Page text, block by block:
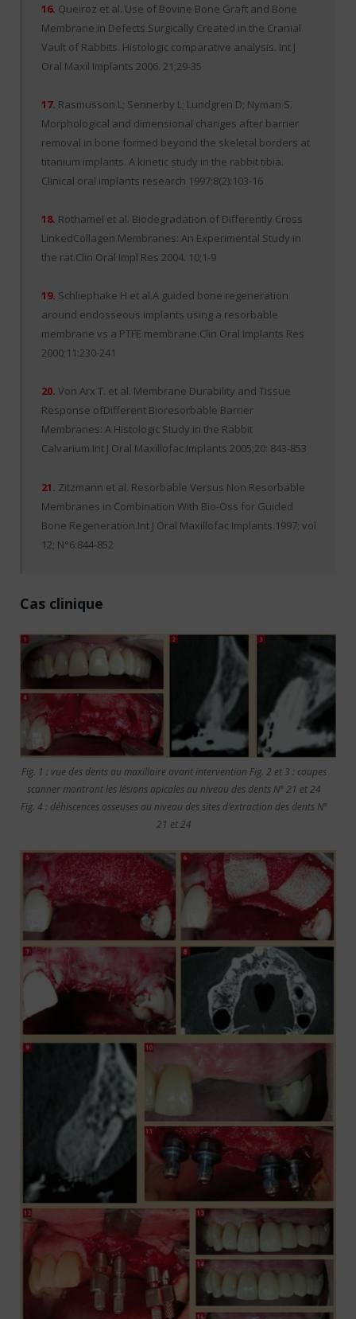
16. Queiroz et al. Use of Bovine Bone Graft and Bone
Membrane in Defects Surgically Created in the Cranial
Vault of Rabbits. Histologic comparative analysis. Int J
Oral Maxil Implants 2006. 21;29-35
17. Rasmusson L; Sennerby L; Lundgren D; Nyman S.
Morphological and dimensional changes after barrier
removal in bone formed beyond the skeletal borders at
titanium implants. A kinetic study in the rabbit tibia.
Clinical oral implants research 1997;8(2):103-16
18. Rothamel et al. Biodegradation of Differently Cross
LinkedCollagen Membranes: An Experimental Study in
the rat.Clin Oral Impl Res 2004. 10;1-9
19. Schliephake H et al.A guided bone regeneration
around endosseous implants using a resorbable
membrane vs a PTFE membrane.Clin Oral Implants Res
2000;11:230-241
20. Von Arx T. et al. Membrane Durability and Tissue
Response ofDifferent Bioresorbable Barrier
Membranes: A Histologic Study in the Rabbit
Calvarium.Int J Oral Maxillofac Implants 2005;20: 843-853
21. Zitzmann et al. Resorbable Versus Non Resorbable
Membranes in Combination With Bio-Oss for Guided
Bone Regeneration.Int J Oral Maxillofac Implants.1997; vol
12; N°6:844-852
Cas clinique
Fig. 1 : vue des dents au maxillaire avant intervention Fig. 2 et 3 : coupes
scanner montrant les lésions apicales au niveau des dents N° 21 et 24
Fig. 4 : déhiscences osseuses au niveau des sites d’extraction des dents N°
21 et 24